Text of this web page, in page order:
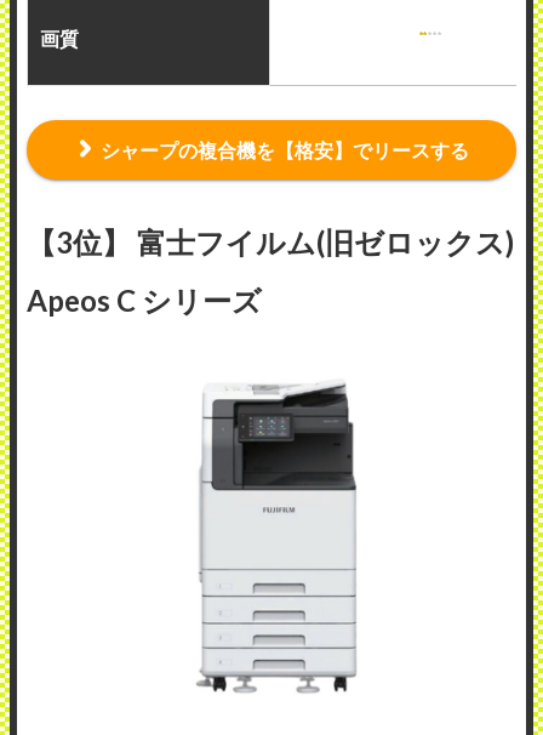
画質
シャープの複合機を【格安】でリースする
【3位】 富士フイルム(旧ゼロックス)
Apeos C シリーズ